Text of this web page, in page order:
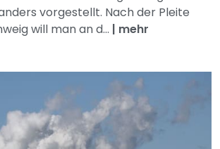
vorgestellt. Nach der Pleite
will man an d... | mehr